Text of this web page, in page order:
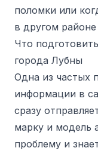
поломки или
в другом
Что
города Лубны
Одна из частых
информации в
сразу
марку и модель
проблему и